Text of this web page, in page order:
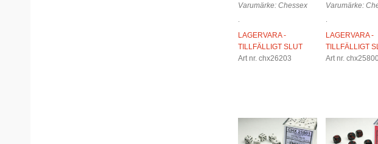
Varumärke: Chessex
LAGERVARA -
TILLFÄLLIGT SLUT
Art nr. chx26203
Varumärke:
LAGERVARA -
TILLFÄLLIGT
Art nr.